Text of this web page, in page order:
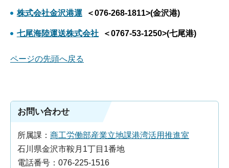
株式会社金沢港運＜076-268-1811>(金沢港)
七尾海陸運送株式会社＜0767-53-1250>(七尾港)
ページの先頭へ戻る
お問い合わせ
所属課： 商工労働部産業立地課港湾活用推進室
石川県金沢市鞍月1丁目1番地
電話番号：076-225-1516